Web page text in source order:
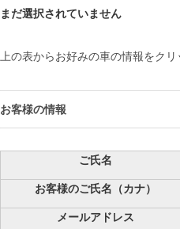
まだ選択されていません
上の表からお好みの車の情報をク
お客様の情報
ご氏名
お客様のご氏名（カナ）
メールアドレス